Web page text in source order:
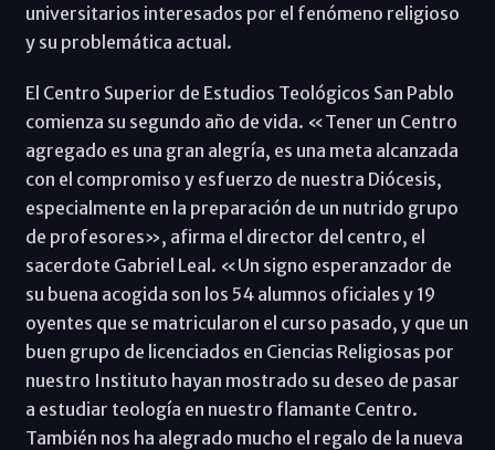
universitarios interesados por el fenómeno religioso
y su problemática actual.
El Centro Superior de Estudios Teológicos San Pablo
comienza su segundo año de vida. «Tener un Centro
agregado es una gran alegría, es una meta alcanzada
con el compromiso y esfuerzo de nuestra Diócesis,
especialmente en la preparación de un nutrido grupo
de profesores», afirma el director del centro, el
sacerdote Gabriel Leal. «Un signo esperanzador de
su buena acogida son los 54 alumnos oficiales y 19
oyentes que se matricularon el curso pasado, y que un
buen grupo de licenciados en Ciencias Religiosas por
nuestro Instituto hayan mostrado su deseo de pasar
a estudiar teología en nuestro flamante Centro.
También nos ha alegrado mucho el regalo de la nueva